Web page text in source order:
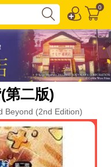
0
第二版)
Beyond (2nd Edition)